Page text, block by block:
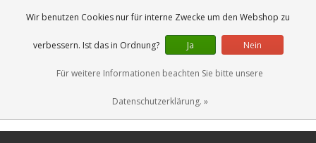
0 Artikel
DE
Wir benutzen Cookies nur für interne Zwecke um den Webshop zu
verbessern. Ist das in Ordnung? Ja Nein
Für weitere Informationen beachten Sie bitte unsere
Datenschutzerklärung. »